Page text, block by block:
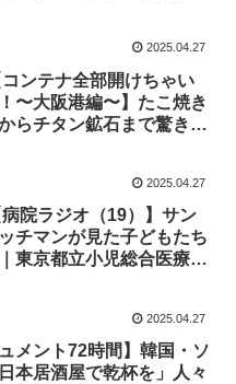
2025.04.27
ンテナ全部開けちゃい
〜大阪港編〜】たこ焼き
らチタン鉱石まで驚きの
2025.04.27
院ラジオ（19）】サン
チマンが見た子どもたち
東京都立小児総合医療セ
2025.04.27
ュメント72時間】韓国・ソ
本居酒屋で乾杯を」人々